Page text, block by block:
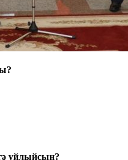
уйлыйсың?